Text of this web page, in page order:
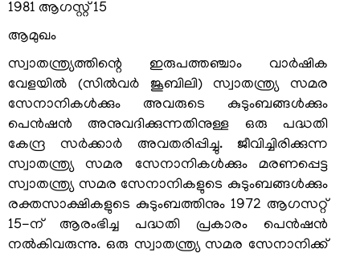
1981 ആഗസ്റ്റ് 15
ആമുഖം
സ്വാതന്ത്ര്യത്തിന്റെ ഇരുപത്തഞ്ചാം വാര്‍ഷിക
വേളയില്‍ (സില്‍വര്‍ ജൂബിലി) സ്വാതന്ത്ര്യ സമര
സേനാനികള്‍ക്കും അവരുടെ കുടുംബങ്ങള്‍ക്കും
പെന്‍ഷന്‍ അനുവദിക്കുന്നതിനുള്ള ഒരു പദ്ധതി
കേന്ദ്ര സര്‍ക്കാര്‍ അവതരിപ്പിച്ചു. ജീവിച്ചിരിക്കുന്ന
സ്വാതന്ത്ര്യ സമര സേനാനികള്‍ക്കും മരണപ്പെട്ട
സ്വാതന്ത്ര്യ സമര സേനാനികളുടെ കുടുംബങ്ങള്‍ക്കും
രക്തസാക്ഷികളുടെ കുടുംബത്തിനും 1972 ആഗസറ്റ്
15-ന് ആരംഭിച്ച പദ്ധതി പ്രകാരം പെന്‍ഷന്‍
നല്‍കിവരുന്നു. ഒരു സ്വാതന്ത്ര്യ സമര സേനാനിക്ക്